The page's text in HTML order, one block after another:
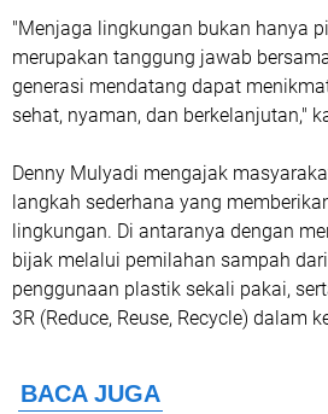
"Menjaga lingkungan bukan hanya
merupakan tanggung jawab
generasi mendatang dapat
sehat, nyaman, dan berkelanjutan,"
Denny Mulyadi mengajak
langkah sederhana yang
lingkungan. Di antaranya dengan
bijak melalui pemilahan sampah
penggunaan plastik sekali pakai,
3R (Reduce, Reuse, Recycle) dalam